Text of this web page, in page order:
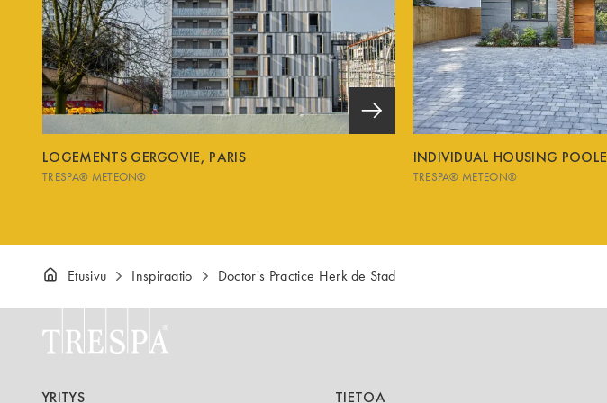
LOGEMENTS GERGOVIE, PARIS
TRESPA® METEON®
INDIVIDUAL HOUSING POOLE
TRESPA® METEON®
Etusivu Inspiraatio Doctor's Practice Herk de Stad
YRITYS TIETOA